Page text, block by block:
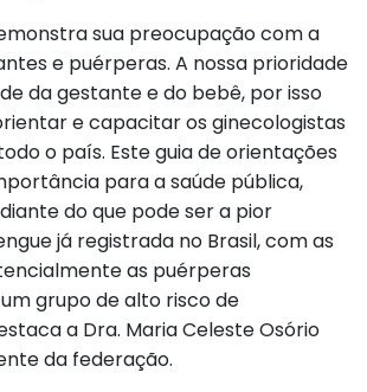
sua preocupação com a
e puérperas. A nossa prioridade
da gestante e do bebê, por isso
e capacitar os ginecologistas
o país. Este guia de orientações
para a saúde pública,
do que pode ser a pior
já registrada no Brasil, com as
as puérperas
grupo de alto risco de
a Dra. Maria Celeste Osório
da federação.